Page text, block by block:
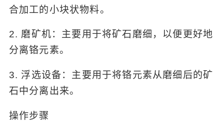
合加工的小块状物料。
2. 磨矿机：主要用于将矿石磨细，以便更好地
分离铬元素。
3. 浮选设备：主要用于将铬元素从磨细后的矿
石中分离出来。
操作步骤